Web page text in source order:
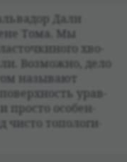
Дали
Тома. Мы
хво­
Возможно, дело
назы­вают
урав­
про­сто осо­бен­
чисто топо­логи­